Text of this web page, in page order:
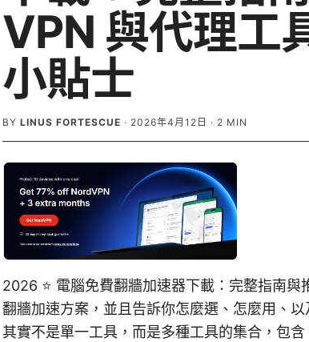
VPN 與代理工
小貼士
BY LINUS FORTESCUE · 2026年4月12日 · 2 MIN
2026 ⭐ 電腦免費翻牆加速器下載：完整指南
翻牆加速方案，並且告訴你怎麼選、怎麼用、
其實不是單一工具，而是多種工具的集合，包